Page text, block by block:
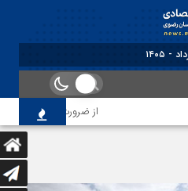
از ضرورت اصلاح